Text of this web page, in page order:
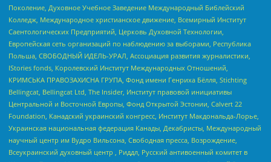
Поколение, Духовное Учебное Заведение Международный Библейский
Колледж, Международное христианское движение, Всемирный Институт
Саентологических Предприятий, Церковь Духовной Технологии,
Европейская сеть организаций по наблюдению за выборами, Республика
Польша, СВОБОДНЫЙ ИДЕЛЬ-УРАЛ, Ассоциация развития журналистики,
IStories fonds, Королевский Институт Международных Отношений,
КРИМСЬКА ПРАВОЗАХИСНА ГРУПА, Фонд имени Генриха Бёлля, Stichting
Bellingcat, Bellingcat Ltd, The Insider, Институт правовой инициативы
Центральной и Восточной Европы, Фонд Открытой Эстонии, Calvert 22
Foundation, Канадский украинский конгресс, Институт Макдональда-Лорье,
Украинская национальная федерация Канады, Декабристы, Международный
научный центр им Вудро Вильсона, Свободная пресса, Возрождение,
Всеукраинский духовный центр , Риддл, Русский антивоенный комитет в